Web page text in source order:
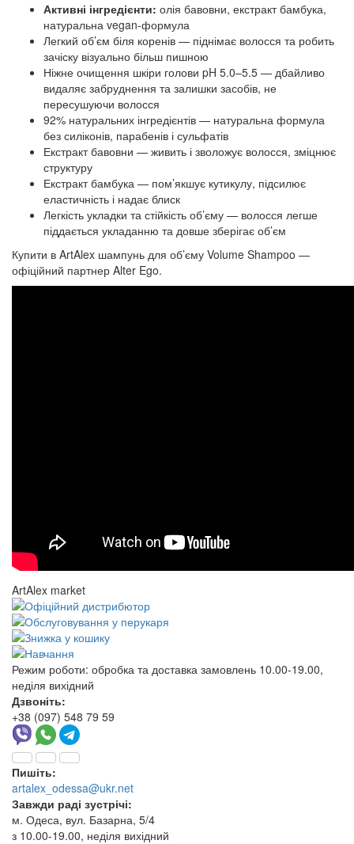
Активні інгредієнти: олія бавовни, екстракт бамбука,
натуральна vegan-формула
Легкий об’єм біля коренів — піднімає волосся та робить
зачіску візуально більш пишною
Ніжне очищення шкіри голови pH 5.0–5.5 — дбайливо
видаляє забруднення та залишки засобів, не
пересушуючи волосся
92% натуральних інгредієнтів — натуральна формула
без силіконів, парабенів і сульфатів
Екстракт бавовни — живить і зволожує волосся, зміцнює
структуру
Екстракт бамбука — пом’якшує кутикулу, підсилює
еластичність і надає блиск
Легкість укладки та стійкість об’єму — волосся легше
піддається укладанню та довше зберігає об’єм
Купити в ArtAlex шампунь для об’єму Volume Shampoo —
офіційний партнер Alter Ego.
ArtAlex market
Режим роботи: обробка та доставка замовлень 10.00-19.00,
неділя вихідний
Дзвоніть:
+38 (097) 548 79 59
Пишіть:
artalex_odessa@ukr.net
Завжди раді зустрічі:
м. Одеса, вул. Базарна, 5/4
з 10.00-19.00, неділя вихідний